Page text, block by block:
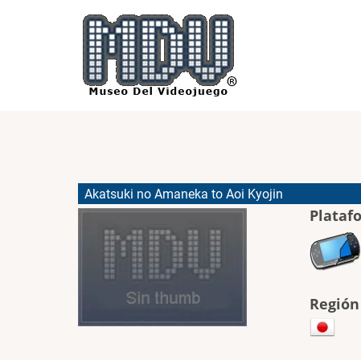
Akatsuki no Amaneka to Aoi Kyojin
Región